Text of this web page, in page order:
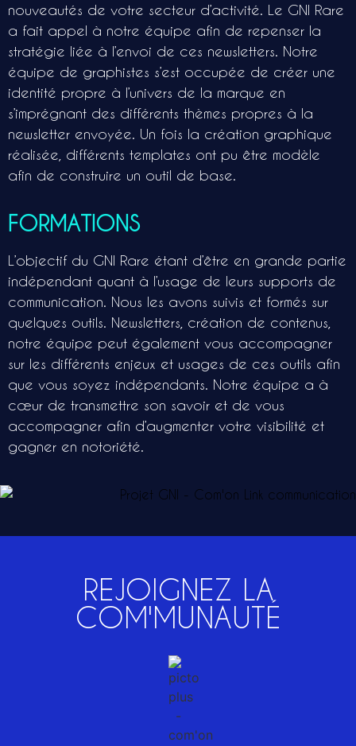
nouveautés de votre secteur d’activité. Le GNI Rare
a fait appel à notre équipe afin de repenser la
stratégie liée à l’envoi de ces newsletters. Notre
équipe de graphistes s’est occupée de créer une
identité propre à l’univers de la marque en
s’imprégnant des différents thèmes propres à la
newsletter envoyée. Un fois la création graphique
réalisée, différents templates ont pu être modèle
afin de construire un outil de base.
FORMATIONS
L’objectif du GNI Rare étant d’être en grande partie
indépendant quant à l’usage de leurs supports de
communication. Nous les avons suivis et formés sur
quelques outils. Newsletters, création de contenus,
notre équipe peut également vous accompagner
sur les différents enjeux et usages de ces outils afin
que vous soyez indépendants. Notre équipe a à
cœur de transmettre son savoir et de vous
accompagner afin d’augmenter votre visibilité et
gagner en notoriété.
REJOIGNEZ LA
COM'MUNAUTÉ